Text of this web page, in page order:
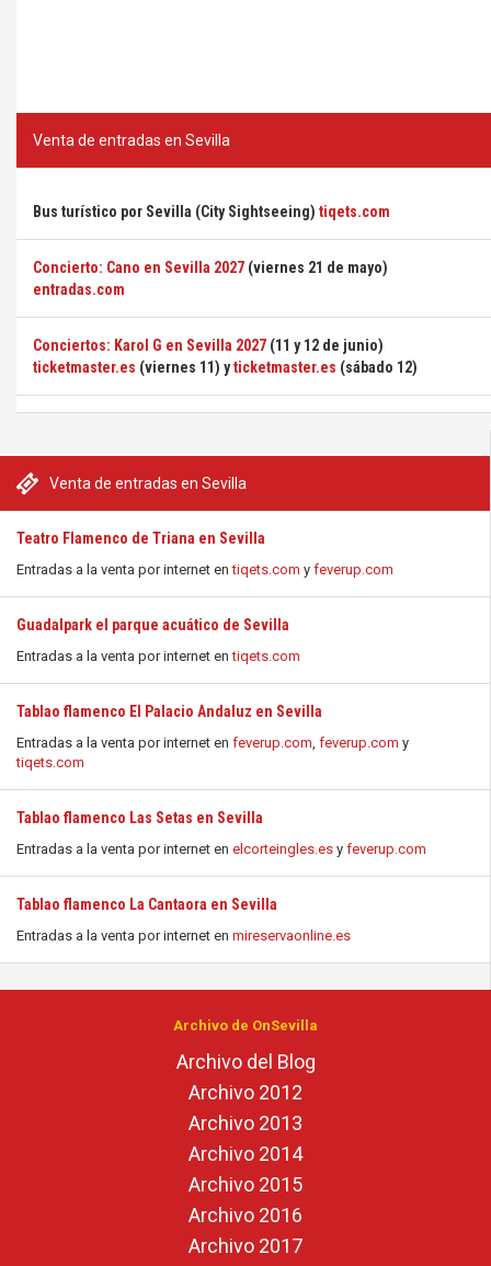
Venta de entradas en Sevilla
Teatro Flamenco de Triana en Sevilla
Entradas a la venta por internet entiqets.com y feverup.com
Guadalpark el parque acuático de Sevilla
Entradas a la venta por internet entiqets.com
Tablao flamenco El Palacio Andaluz en Sevilla
Entradas a la venta por internet en feverup.com, feverup.com y
tiqets.com
Tablao flamenco Las Setas en Sevilla
Entradas a la venta por internet en elcorteingles.es y feverup.com
Tablao flamenco La Cantaora en Sevilla
Entradas a la venta por internet en mireservaonline.es
Venta de entradas en Sevilla
Bus turístico por Sevilla (City Sightseeing) tiqets.com
Concierto: Cano en Sevilla 2027 (viernes 21 de mayo)
entradas.com
Conciertos: Karol G en Sevilla 2027 (11 y 12 de junio)
ticketmaster.es (viernes 11) yticketmaster.es (sábado 12)
Archivo de OnSevilla
Archivo del Blog
Archivo 2012
Archivo 2013
Archivo 2014
Archivo 2015
Archivo 2016
Archivo 2017